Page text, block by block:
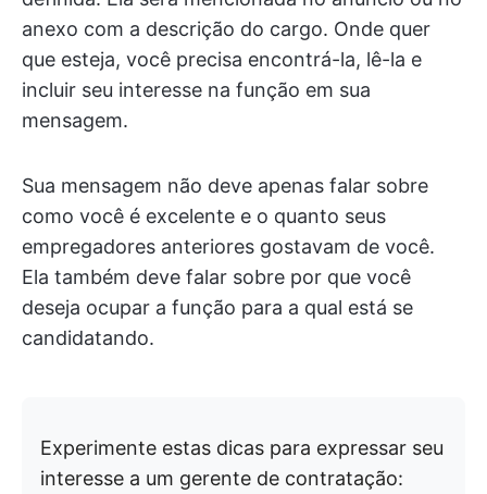
anexo com a descrição do cargo. Onde quer
que esteja, você precisa encontrá-la, lê-la e
incluir seu interesse na função em sua
mensagem.
Sua mensagem não deve apenas falar sobre
como você é excelente e o quanto seus
empregadores anteriores gostavam de você.
Ela também deve falar sobre por que você
deseja ocupar a função para a qual está se
candidatando.
Experimente estas dicas para expressar seu
interesse a um gerente de contratação: